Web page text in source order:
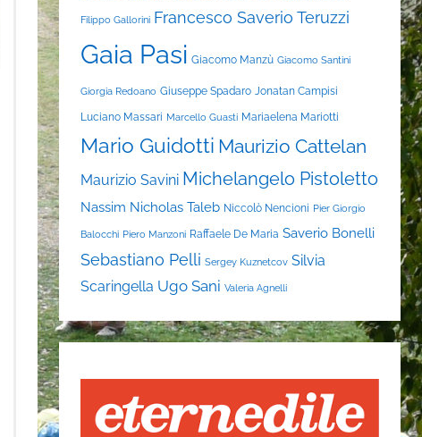
Filippo Gallorini Francesco Saverio Teruzzi
Gaia Pasi Giacomo Manzù Giacomo Santini
Giorgia Redoano Giuseppe Spadaro Jonatan Campisi
Luciano Massari Marcello Guasti Mariaelena Mariotti
Mario Guidotti Maurizio Cattelan
Maurizio Savini Michelangelo Pistoletto
Nassim Nicholas Taleb Niccolò Nencioni Pier Giorgio
Balocchi Piero Manzoni Raffaele De Maria Saverio Bonelli
Sebastiano Pelli Sergey Kuznetcov Silvia
Scaringella Ugo Sani Valeria Agnelli